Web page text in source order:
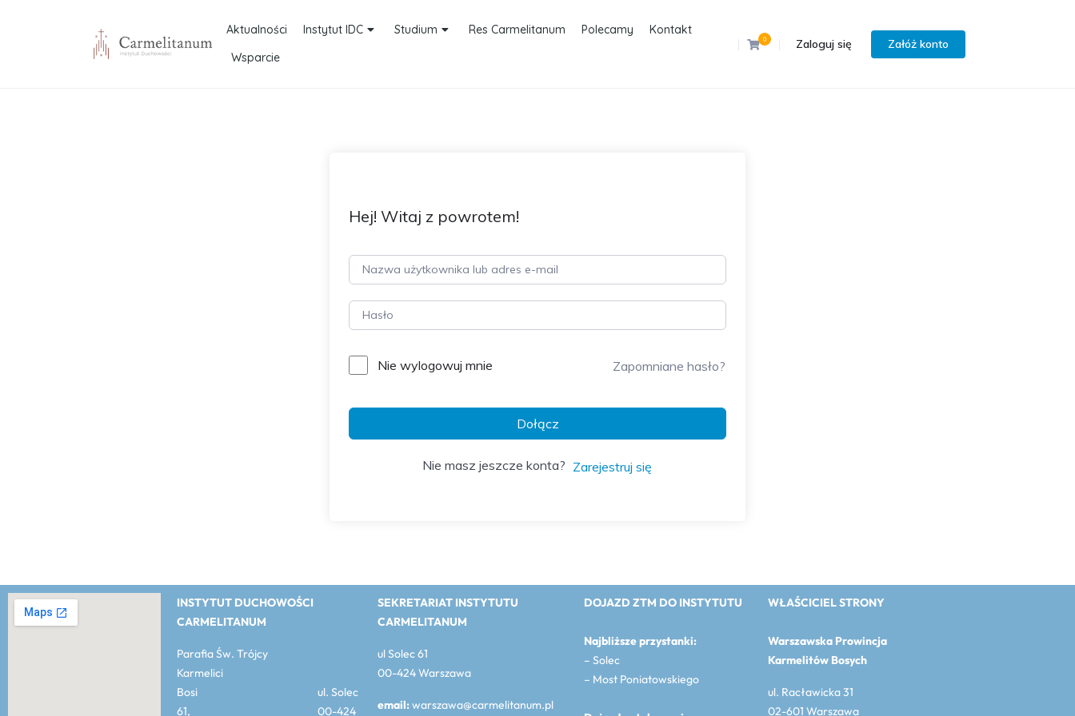
Aktualności Instytut IDC Studium Res Carmelitanum Polecamy
Kontakt
Wsparcie
0 Zaloguj się Załóż konto
Hej! Witaj z powrotem!
Nie wylogowuj mnie Zapomniane hasło?
Dołącz
Nie masz jeszcze konta? Zarejestruj się
INSTYTUT DUCHOWOŚCI
CARMELITANUM
Parafia Św. Trójcy
Karmelici
Bosi ul. Solec
61, 00-424
SEKRETARIAT INSTYTUTU
CARMELITANUM
ul Solec 61
00-424 Warszawa
email:warszawa@carmelitanum.pl
DOJAZD ZTM DO INSTYTUTU
Najbliższe przystanki:
– Solec
– Most Poniatowskiego
WŁAŚCICIEL STRONY
Warszawska Prowincja
Karmelitów Bosych
ul. Racławicka 31
02-601 Warszawa